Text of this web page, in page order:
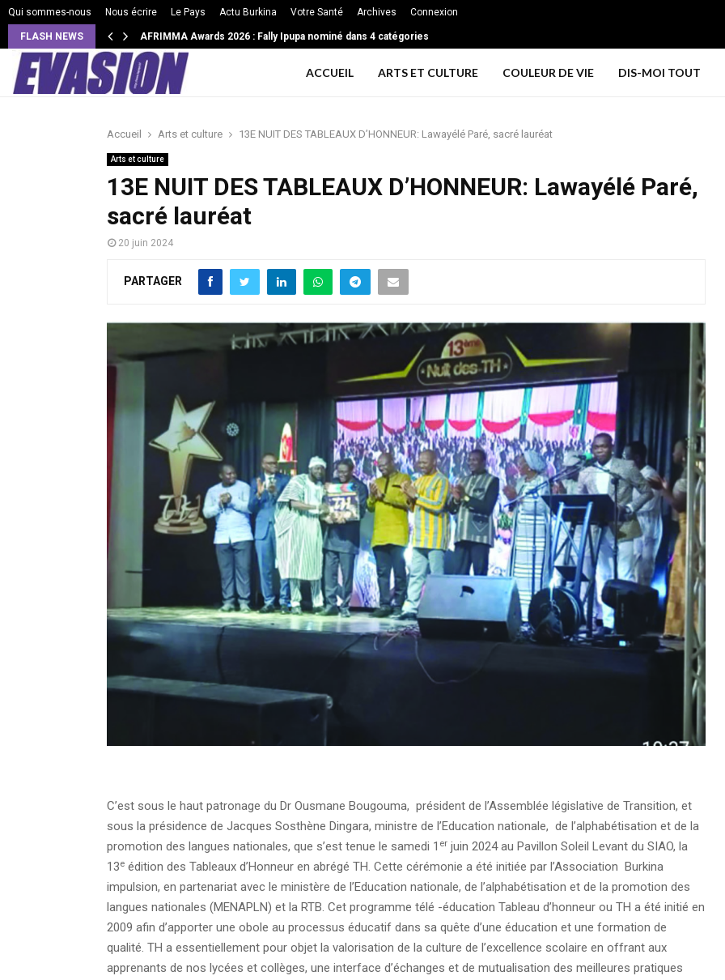
Qui sommes-nous Nous écrire Le Pays Actu Burkina Votre Santé Archives Connexion
FLASH NEWS VIE DE COUPLE: Ces 3 façons subtiles pour les couples de grandir ensemble et rester profondément connectés à long terme
ACCUEIL ARTS ET CULTURE COULEUR DE VIE DIS-MOI TOUT
Accueil Arts et culture 13E NUIT DES TABLEAUX D’HONNEUR: Lawayélé Paré, sacré lauréat
Arts et culture
13E NUIT DES TABLEAUX D’HONNEUR: Lawayélé Paré,
sacré lauréat
20 juin 2024
PARTAGER
C’est sous le haut patronage du Dr Ousmane Bougouma, président de l’Assemblée législative de Transition, et
sous la présidence de Jacques Sosthène Dingara, ministre de l’Education nationale, de l’alphabétisation et de la
promotion des langues nationales, que s’est tenue le samedi 1 er juin 2024 au Pavillon Soleil Levant du SIAO, la
13e édition des Tableaux d’Honneur en abrégé TH. Cette cérémonie a été initiée par l’Association Burkina
impulsion, en partenariat avec le ministère de l’Education nationale, de l’alphabétisation et de la promotion des
langues nationales (MENAPLN) et la RTB. Cet programme télé -éducation Tableau d’honneur ou TH a été initié en
2009 afin d’apporter une obole au processus éducatif dans sa quête d’une éducation et une formation de
qualité. TH a essentiellement pour objet la valorisation de la culture de l’excellence scolaire en offrant aux
apprenants de nos lycées et collèges, une interface d’échanges et de mutualisation des meilleures pratiques